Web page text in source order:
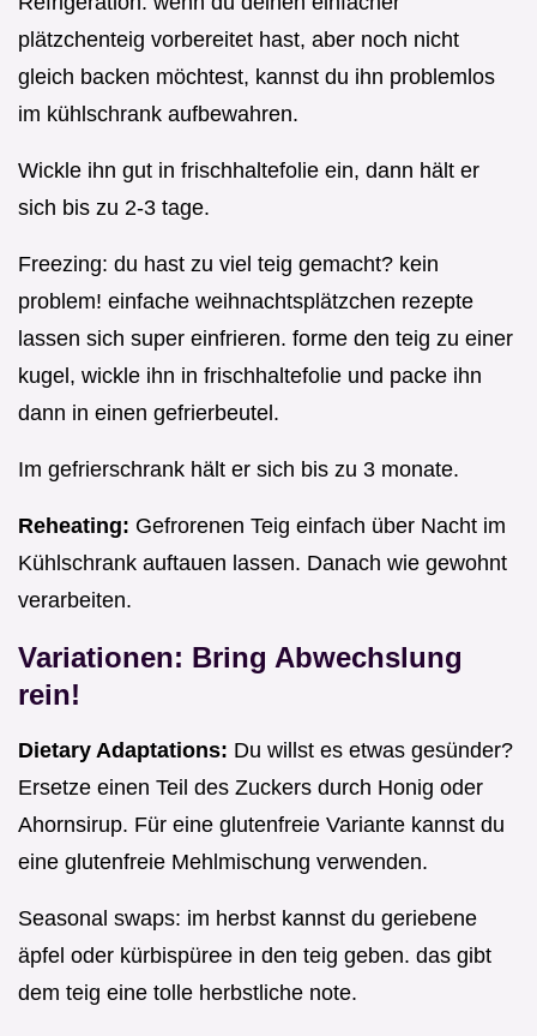
plätzchenteig vorbereitet hast, aber noch nicht
gleich backen möchtest, kannst du ihn problemlos
im kühlschrank aufbewahren.
Wickle ihn gut in frischhaltefolie ein, dann hält er
sich bis zu 2-3 tage.
Freezing: du hast zu viel teig gemacht? kein
problem! einfache weihnachtsplätzchen rezepte
lassen sich super einfrieren. forme den teig zu einer
kugel, wickle ihn in frischhaltefolie und packe ihn
dann in einen gefrierbeutel.
Im gefrierschrank hält er sich bis zu 3 monate.
Reheating: Gefrorenen Teig einfach über Nacht im
Kühlschrank auftauen lassen. Danach wie gewohnt
verarbeiten.
Variationen: Bring Abwechslung
rein!
Dietary Adaptations: Du willst es etwas gesünder?
Ersetze einen Teil des Zuckers durch Honig oder
Ahornsirup. Für eine glutenfreie Variante kannst du
eine glutenfreie Mehlmischung verwenden.
Seasonal swaps: im herbst kannst du geriebene
äpfel oder kürbispüree in den teig geben. das gibt
dem teig eine tolle herbstliche note.